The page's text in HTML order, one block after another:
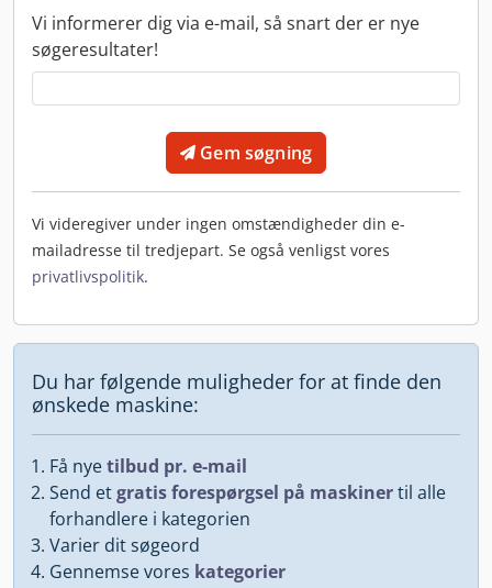
Vi informerer dig via e-mail, så snart der er nye
søgeresultater!
Gem søgning
Vi videregiver under ingen omstændigheder din e-
mailadresse til tredjepart. Se også venligst vores
privatlivspolitik.
Du har følgende muligheder for at finde den
ønskede maskine:
Få nyetilbud pr. e-mail
Send etgratis forespørgsel på maskinertil alle
forhandlere i kategorien
Varier dit søgeord
Gennemse vores kategorier